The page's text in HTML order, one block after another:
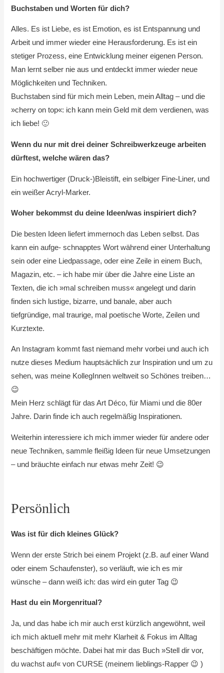
Buchstaben und Worten für dich?
Alles. Es ist Liebe, es ist Emotion, es ist Entspannung und
Arbeit und immer wieder eine Herausforderung. Es ist ein
stetiger Prozess, eine Entwicklung meiner eigenen Person.
Man lernt selber nie aus und entdeckt immer wieder neue
Möglichkeiten und Techniken.
Buchstaben sind für mich mein Leben, mein Alltag – und die
»cherry on top«: ich kann mein Geld mit dem verdienen, was
ich liebe! 🙂
Wenn du nur mit drei deiner Schreibwerkzeuge arbeiten
dürftest, welche wären das?
Ein hochwertiger (Druck-)Bleistift, ein selbiger Fine-Liner, und
ein weißer Acryl-Marker.
Woher bekommst du deine Ideen/was inspiriert dich?
Die besten Ideen liefert immernoch das Leben selbst. Das
kann ein aufge- schnapptes Wort während einer Unterhaltung
sein oder eine Liedpassage, oder eine Zeile in einem Buch,
Magazin, etc. – ich habe mir über die Jahre eine Liste an
Texten, die ich »mal schreiben muss« angelegt und darin
finden sich lustige, bizarre, und banale, aber auch
tiefgründige, mal traurige, mal poetische Worte, Zeilen und
Kurztexte.
An Instagram kommt fast niemand mehr vorbei und auch ich
nutze dieses Medium hauptsächlich zur Inspiration und um zu
sehen, was meine KollegInnen weltweit so Schönes treiben…
😉
Mein Herz schlägt für das Art Déco, für Miami und die 80er
Jahre. Darin finde ich auch regelmäßig Inspirationen.
Weiterhin interessiere ich mich immer wieder für andere oder
neue Techniken, sammle fleißig Ideen für neue Umsetzungen
– und bräuchte einfach nur etwas mehr Zeit! 😉
Persönlich
Was ist für dich kleines Glück?
Wenn der erste Strich bei einem Projekt (z.B. auf einer Wand
oder einem Schaufenster), so verläuft, wie ich es mir
wünsche – dann weiß ich: das wird ein guter Tag 😉
Hast du ein Morgenritual?
Ja, und das habe ich mir auch erst kürzlich angewöhnt, weil
ich mich aktuell mehr mit mehr Klarheit & Fokus im Alltag
beschäftigen möchte. Dabei hat mir das Buch »Stell dir vor,
du wachst auf« von CURSE (meinem lieblings-Rapper 😉 )